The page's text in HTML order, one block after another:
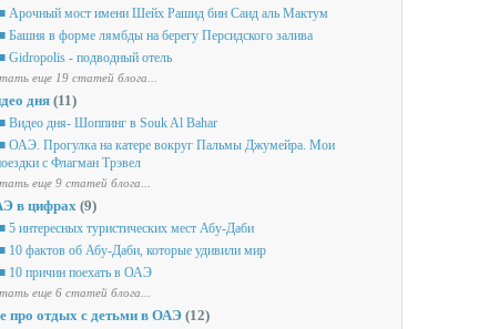
Арочный мост имени Шейх Рашид бин Саид аль Мактум
Башня в форме лямбды на берегу Персидского залива
Gidropolis - подводный отель
еще 19 статей блога...
дня(11)
Видео дня- Шоппинг в Souk Al Bahar
ОАЭ. Прогулка на катере вокруг Пальмы Джумейра. Мои
с Флагман Трэвел
еще 9 статей блога...
в цифрах(9)
5 интересных туристических мест Абу-Даби
10 фактов об Абу-Даби, которые удивили мир
10 причин поехать в ОАЭ
еще 6 статей блога...
про отдых с детьми в ОАЭ (12)